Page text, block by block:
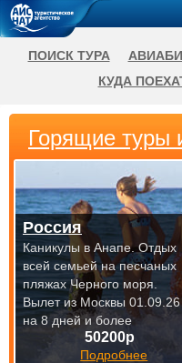
Горящие туры
50200р
Подробнее
Россия
Каникулы в Анапе. Отдых
всей семьей на песчаных
пляжах Черного моря.
Вылет из Москвы 01.09.26
на 8 дней и более
ПОИСК ТУРА
КУДА